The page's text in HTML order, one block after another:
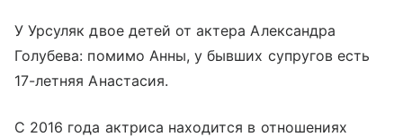
У Урсуляк двое детей от актера Александра
Голубева: помимо Анны, у бывших супругов есть
17-летняя Анастасия.
С 2016 года актриса находится в отношениях